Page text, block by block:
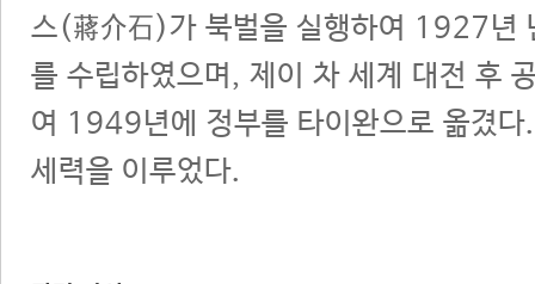
스(蔣介石)가 북벌을 실행하여 1927년
를 수립하였으며, 제이 차 세계 대전 후
여 1949년에 정부를 타이완으로 옮겼
세력을 이루었다.